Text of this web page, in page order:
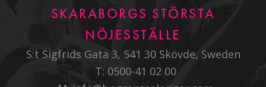
SKARABORGS STÖRSTA
NÖJESSTÄLLE
S:t Sigfrids Gata 3, 541 30 Skövde, Sweden
T: 0500-41 02 00